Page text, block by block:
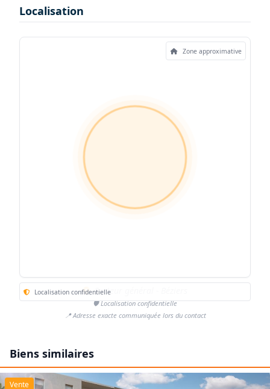
Localisation
Zone approximative
Localisation confidentielleSecteur général - Béziers
🛡️ Localisation confidentielle
📍 Adresse exacte communiquée lors du contact
Biens similaires
Vente